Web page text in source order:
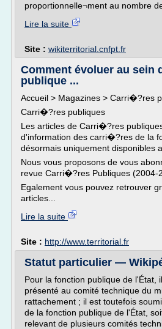
proportionnelle¬ment au nombre
Lire la suite
Site : wikiterritorial.cnfpt.fr
Comment évoluer au sein
publique ...
Accueil > Magazines > Carri�?res
Carri�?res publiques
Les articles de Carri�?res
d'information des carri�?res de la
désormais uniquement disponibles
Nous vous proposons de vous
revue Carri�?res Publiques (2004-
Egalement vous pouvez retrouver
articles...
Lire la suite
Site : http://www.territorial.fr
Statut particulier —
Pour la fonction publique de l'État,
présenté au comité technique du
rattachement ; il est toutefois
de la fonction publique de l'État,
relevant de plusieurs comités